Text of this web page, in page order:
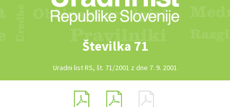
Številka 71
Uradni list RS, št. 71/2001 z dne 7. 9. 2001